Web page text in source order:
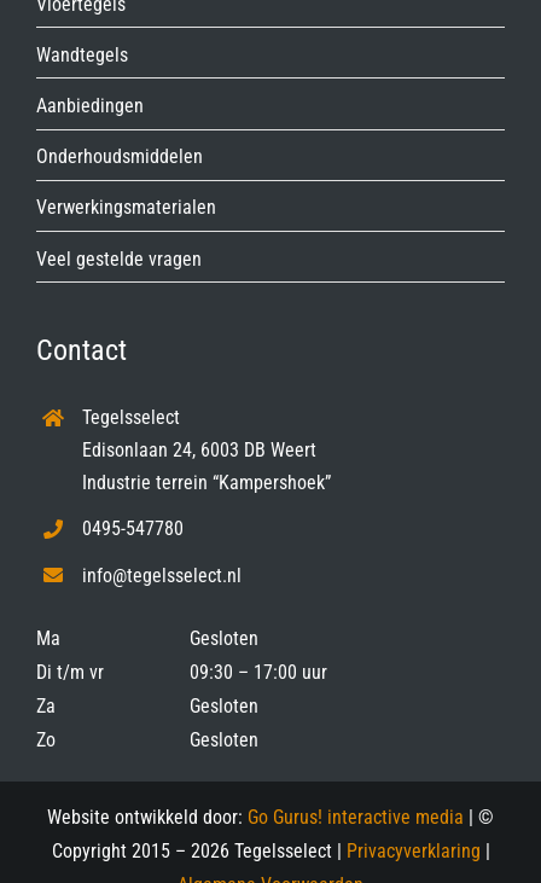
Wandtegels
Aanbiedingen
Onderhoudsmiddelen
Verwerkingsmaterialen
Veel gestelde vragen
Contact
Tegelsselect
Edisonlaan 24, 6003 DB Weert
Industrie terrein “Kampershoek”
0495-547780
info@tegelsselect.nl
Ma
Gesloten
Di t/m vr
09:30 – 17:00 uur
Za
Gesloten
Zo
Gesloten
Website ontwikkeld door: Go Gurus! interactive media | ©
Copyright 2015 – 2026 Tegelsselect | Privacyverklaring |